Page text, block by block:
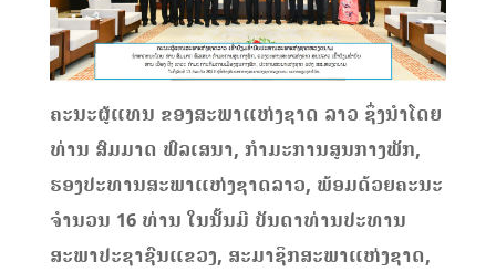
ຄະນະຜູ້ແທນ ຂອງສະພາແຫ່ງຊາດ ລາວ ຊຶ່ງນໍາໂດຍ
ທ່ານ ສົມມາດ ພົລເສນາ, ກຳມະການສູນກາງພັກ,
ຮອງປະທານສະພາແຫ່ງຊາດລາວ, ພ້ອມດ້ວຍຄະນະ
ຈໍານວນ 16 ທ່ານ ໃນນັ້ນມີ ບັນດາທ່ານປະທານ
ສະພາປະຊາຊົນແຂວງ, ສະມາຊິກສະພາແຫ່ງຊາດ,